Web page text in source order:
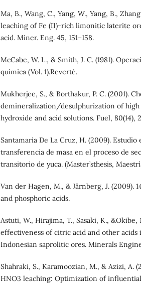
Ma, B., Wang, C., Yang, W., Yang, B.,
leaching of Fe (II)-rich limonitic laterite
acid. Miner. Eng. 45, 151–158.
McCabe, W. L., & Smith, J. C. (1981).
química (Vol. 1).Reverté.
Mukherjee, S., & Borthakur, P. C. (2001).
demineralization/desulphurization of high
hydroxide and acid solutions. Fuel, 80(14),
Santamaría De La Cruz, H. (2009).
transferencia de masa en el proceso de
transitorio de yuca. (Master’sthesis,
Van der Hagen, M., & Järnberg, J. (2009).
and phosphoric acids.
Astuti, W., Hirajima, T., Sasaki, K., &Okibe,
effectiveness of citric acid and other
Indonesian saprolitic ores. Minerals
Shahraki, S., Karamoozian, M., & Azizi, A.
HNO3 leaching: Optimization of